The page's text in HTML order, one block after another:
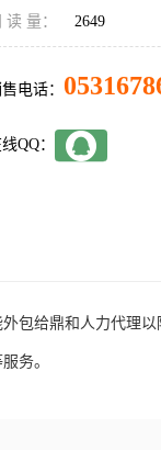
读 量： 2649
电话：
QQ：
包给鼎和人力代理
务。